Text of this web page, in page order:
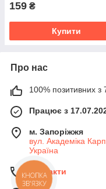
159 ₴
Купити
Про нас
100% позитивних з
Працює з
м. Запоріжжя
вул. Академіка
Україна
Контакти
КНОПКА
ЗВ'ЯЗКУ